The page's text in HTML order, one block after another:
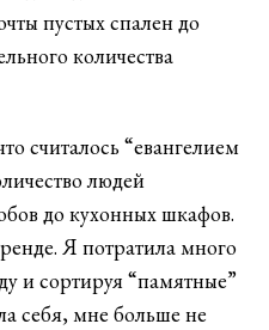
пустых спален до
количества
считалось “евангелием
людей
до кухонных шкафов.
Я потратила много
и сортируя “памятные”
себя, мне больше не